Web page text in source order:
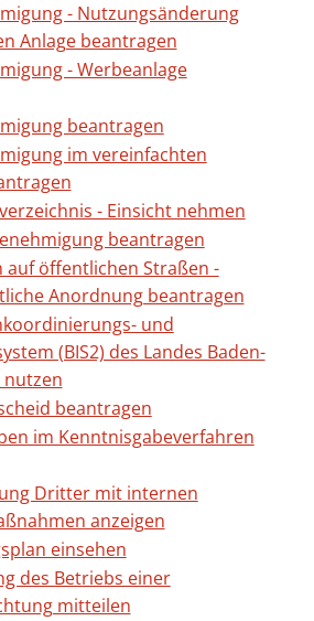
- Nutzungsänderung
Anlage beantragen
- Werbeanlage
beantragen
im vereinfachten
- Einsicht nehmen
beantragen
auf öffentlichen Straßen -
Anordnung beantragen
und
(BIS2) des Landes Baden-
beantragen
im Kenntnisgabeverfahren
Dritter mit internen
anzeigen
einsehen
des Betriebs einer
mitteilen